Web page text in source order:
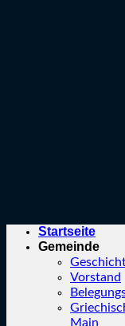
Startseite
Gemeinde
Vorstand
Main